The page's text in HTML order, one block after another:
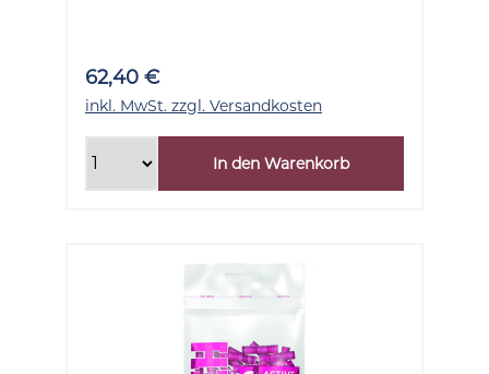
62,40 €
inkl. MwSt. zzgl. Versandkosten
In den Warenkorb